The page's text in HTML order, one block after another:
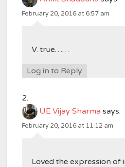
February 20, 2016 at 6:57 am
V. true……
Log in to Reply
UE Vijay Sharma says:
February 20, 2016 at 11:12 am
Loved the expression of